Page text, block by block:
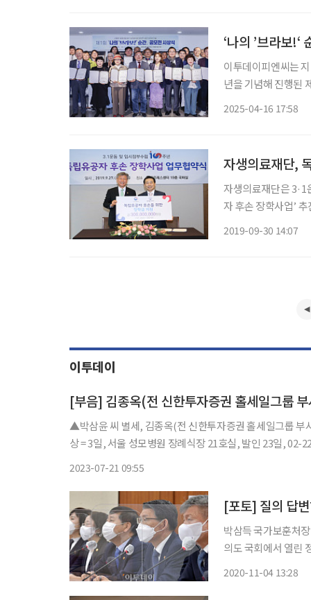
‘나의 ’브라보!‘
이투데이피엔씨는
년을 기념해 진행된
2025-04-16 17:58
자생의료재단,
자생의료재단은 3·1
자 후손 장학사업’ 추진을 위한
2019-09-30 14:07
이투데이
[부음] 김종옥(전 신한투자증권 홀세일그룹
▲박삼윤 씨 별세, 김종옥(전 신한투자증권 홀세일그룹
상 = 3일, 서울 성모병원 장례식장 21호실, 발인 23일, 02-
2023-07-21 09:55
[포토] 질의 답
박삼득 국가보훈처
의도 국회에서 열린
2020-11-04 13:28